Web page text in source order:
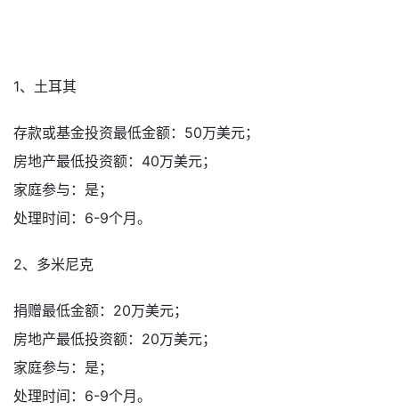
1、土耳其
存款或基金投资最低金额：50万美元；
房地产最低投资额：40万美元；
家庭参与：是；
处理时间：6-9个月。
2、多米尼克
捐赠最低金额：20万美元；
房地产最低投资额：20万美元；
家庭参与：是；
处理时间：6-9个月。